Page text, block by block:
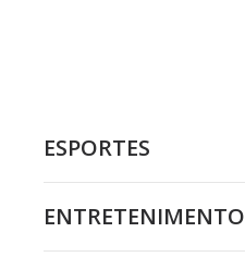
ESPORTES
ENTRETENIMENTO